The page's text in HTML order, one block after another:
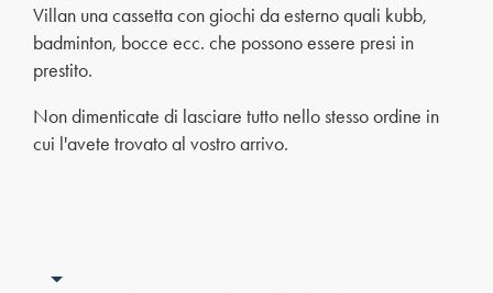
Villan una cassetta con giochi da esterno quali kubb,
badminton, bocce ecc. che possono essere presi in
prestito.
Non dimenticate di lasciare tutto nello stesso ordine in
cui l'avete trovato al vostro arrivo.